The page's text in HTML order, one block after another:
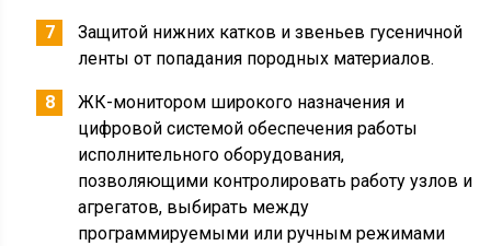
Защитой нижних катков и звеньев гусеничной
ленты от попадания породных материалов.
ЖК-монитором широкого назначения и
цифровой системой обеспечения работы
исполнительного оборудования,
позволяющими контролировать работу узлов и
агрегатов, выбирать между
программируемыми или ручным режимами